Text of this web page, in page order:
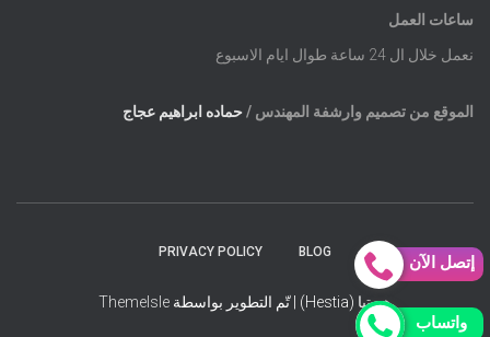
ساعات العمل
نعمل خلال ال 24 ساعة طوال ايام الاسبوع
الموقع من تصميم وارشفة المهندس /حماده ابراهيم عجاج
BLOG
PRIVACY POLICY
هستيا (Hestia) | تّم التطوير بواسطة ThemeIsle
إتصل الآن
واتساب